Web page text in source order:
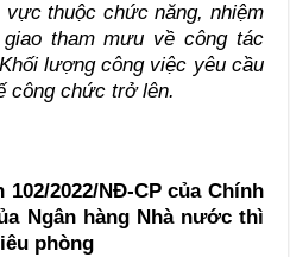
thuộc chức năng, nhiệm
tham mưu về công tác
lượng công việc yêu cầu
công chức trở lên.
102/2022/NĐ-CP của Chính
Ngân hàng Nhà nước thì
phòng